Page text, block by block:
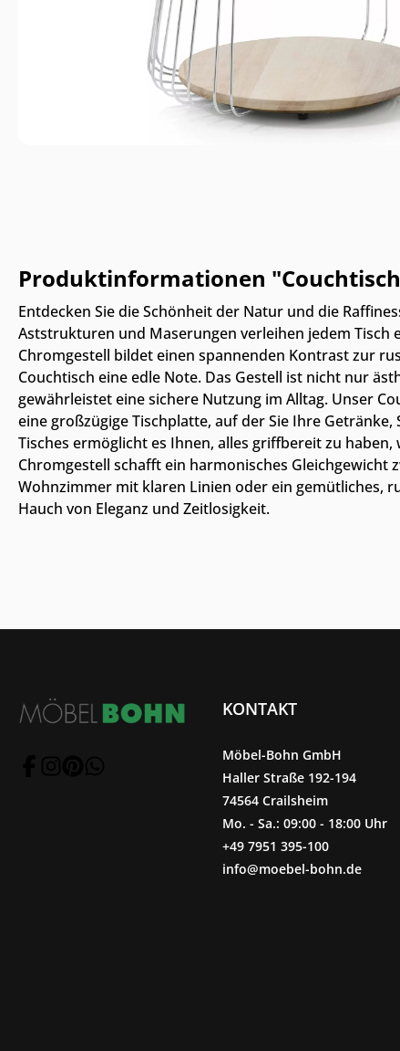
Produktinformationen
Entdecken Sie die Schönheit der Natur und die
Aststrukturen und Maserungen verleihen jedem
Chromgestell bildet einen spannenden Kontrast zur
Couchtisch eine edle Note. Das Gestell ist nicht nur
gewährleistet eine sichere Nutzung im Alltag. Unser
eine großzügige Tischplatte, auf der Sie Ihre
Tisches ermöglicht es Ihnen, alles griffbereit zu
Chromgestell schafft ein harmonisches Gleichgewicht
Wohnzimmer mit klaren Linien oder ein gemütliches,
Hauch von Eleganz und Zeitlosigkeit.
KONTAKT
Möbel-Bohn GmbH
Haller Straße 192-194
74564 Crailsheim
Mo. - Sa.: 09:00 - 18:00 Uhr
+49 7951 395-100
info@moebel-bohn.de